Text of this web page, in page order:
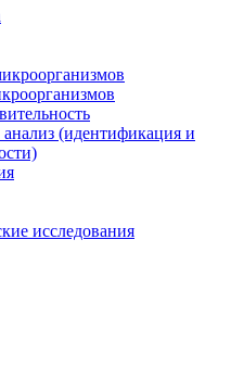
(идентификация и
исследования